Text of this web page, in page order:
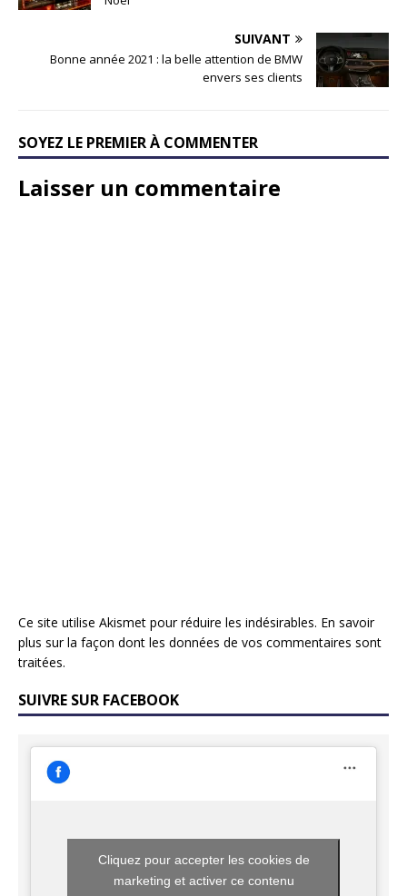
SUIVANT
Bonne année 2021 : la belle attention de BMW
envers ses clients
SOYEZ LE PREMIER À COMMENTER
Laisser un commentaire
Ce site utilise Akismet pour réduire les indésirables. En savoir
plus sur la façon dont les données de vos commentaires sont
traitées.
SUIVRE SUR FACEBOOK
Cliquez pour accepter les cookies de
marketing et activer ce contenu